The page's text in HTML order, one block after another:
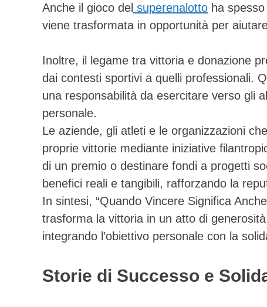
Anche il gioco del superenalotto ha
viene trasformata in opportunità per
Inoltre, il legame tra vittoria e donazione
dai contesti sportivi a quelli professionali.
una responsabilità da esercitare verso gli
personale.
Le aziende, gli atleti e le organizzazioni
proprie vittorie mediante iniziative
di un premio o destinare fondi a progetti
benefici reali e tangibili, rafforzando la
In sintesi, “Quando Vincere Significa
trasforma la vittoria in un atto di
integrando l’obiettivo personale con la
Storie di Successo e